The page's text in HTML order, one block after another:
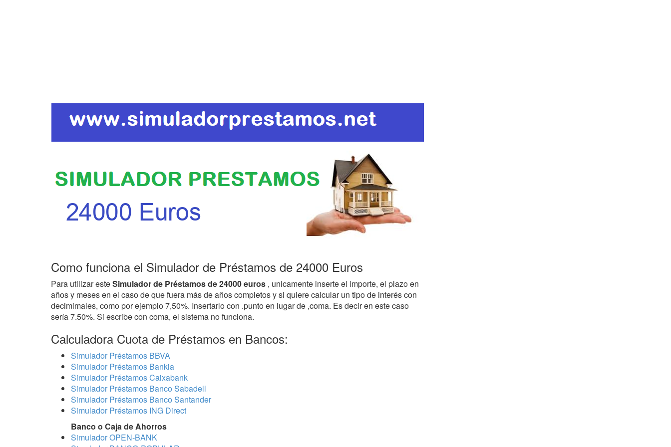
Como funciona el Simulador de Préstamos de 24000 Euros
Para utilizar esteSimulador de Préstamos de 24000 euros , unicamente inserte el importe, el plazo en
años y meses en el caso de que fuera más de años completos y si quiere calcular un tipo de interés con
decimimales, como por ejemplo 7,50%. Insertarlo con .punto en lugar de ,coma. Es decir en este caso
sería 7.50%. Si escribe con coma, el sistema no funciona.
Calculadora Cuota de Préstamos en Bancos:
Simulador Préstamos BBVA
Simulador Préstamos Bankia
Simulador Préstamos Caixabank
Simulador Préstamos Banco Sabadell
Simulador Préstamos Banco Santander
Simulador Préstamos ING Direct
Banco o Caja de Ahorros
Simulador OPEN-BANK